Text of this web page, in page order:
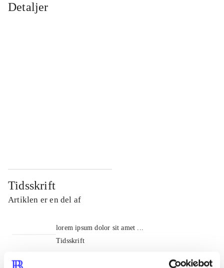
Detaljer
Tidsskrift
Artiklen er en del af
lorem ipsum dolor sit amet ...
Tidsskrift